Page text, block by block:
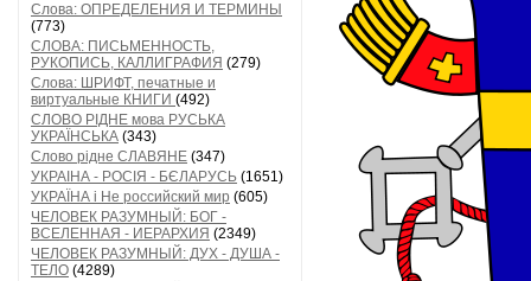
Слова: ОПРЕДЕЛЕНИЯ И ТЕРМИНЫ
(773)
СЛОВА: ПИСЬМЕННОСТЬ,
РУКОПИСЬ, КАЛЛИГРАФИЯ (279)
Слова: ШРИФТ, печатные и
виртуальные КНИГИ (492)
СЛОВО РІДНЕ мова РУСЬКА
УКРАЇНСЬКА (343)
Слово рідне СЛАВЯНЕ (347)
УКРАІНА - РОСІЯ - БЄЛАРУСЬ (1651)
УКРАЇНА і Не российский мир (605)
ЧЕЛОВЕК РАЗУМНЫЙ: БОГ -
ВСЕЛЕННАЯ - ИЕРАРХИЯ (2349)
ЧЕЛОВЕК РАЗУМНЫЙ: ДУХ - ДУША -
ТЕЛО (4289)